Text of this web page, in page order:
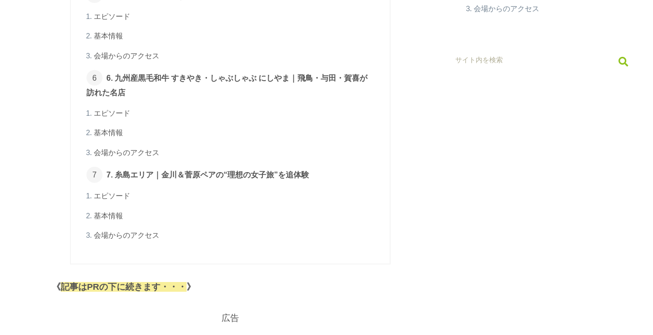
エピソード
基本情報
会場からのアクセス
6. 九州産黒毛和牛 すきやき・しゃぶしゃぶ にしやま｜飛鳥・与田・賀喜が
訪れた名店
エピソード
基本情報
会場からのアクセス
7. 糸島エリア｜金川＆菅原ペアの“理想の女子旅”を追体験
エピソード
基本情報
会場からのアクセス
《記事はPRの下に続きます・・・ 》
広告
会場からのアクセス